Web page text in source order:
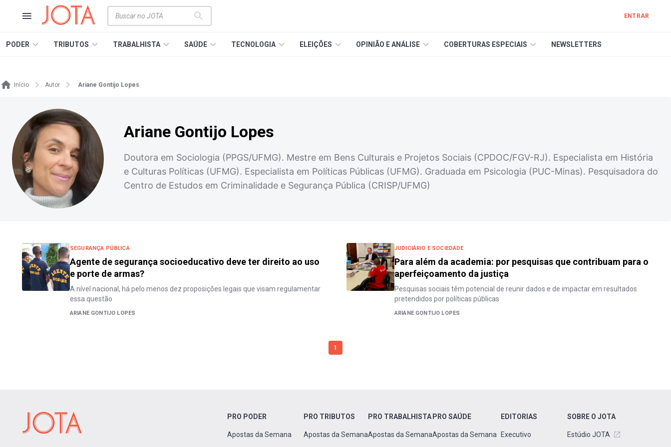
ENTRAR
PODER TRIBUTOS TRABALHISTA SAÚDE TECNOLOGIA ELEIÇÕES OPINIÃO E ANÁLISE COBERTURAS ESPECIAIS NEWSLETTERS
Início Autor Ariane Gontijo Lopes
Ariane Gontijo Lopes
Doutora em Sociologia (PPGS/UFMG). Mestre em Bens Culturais e Projetos Sociais (CPDOC/FGV-RJ). Especialista em História
e Culturas Políticas (UFMG). Especialista em Políticas Públicas (UFMG). Graduada em Psicologia (PUC-Minas). Pesquisadora do
Centro de Estudos em Criminalidade e Segurança Pública (CRISP/UFMG)
SEGURANÇA PÚBLICA
Agente de segurança socioeducativo deve ter direito ao uso
e porte de armas?
A nível nacional, há pelo menos dez proposições legais que visam regulamentar
essa questão
ARIANE GONTIJO LOPES
JUDICIÁRIO E SOCIEDADE
Para além da academia: por pesquisas que contribuam para o
aperfeiçoamento da justiça
Pesquisas sociais têm potencial de reunir dados e de impactar em resultados
pretendidos por políticas públicas
ARIANE GONTIJO LOPES
1
PRO PODER
Apostas da Semana
PRO TRIBUTOS
Apostas da Semana
PRO TRABALHISTA
Apostas da Semana
PRO SAÚDE
Apostas da Semana
EDITORIAS
Executivo
SOBRE O JOTA
Estúdio JOTA